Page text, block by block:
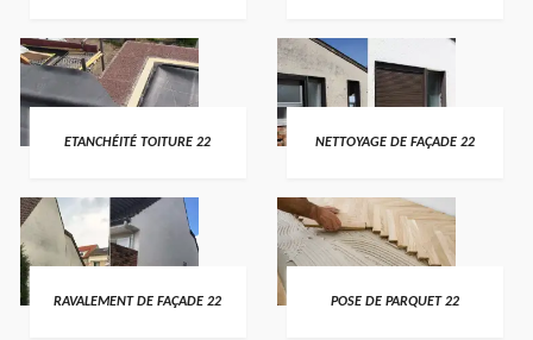
ETANCHÉITÉ TOITURE 22 NETTOYAGE DE FAÇADE 22
RAVALEMENT DE FAÇADE 22 POSE DE PARQUET 22